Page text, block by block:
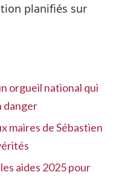
planifiés sur
orgueil national qui
danger
maires de Sébastien
aides 2025 pour